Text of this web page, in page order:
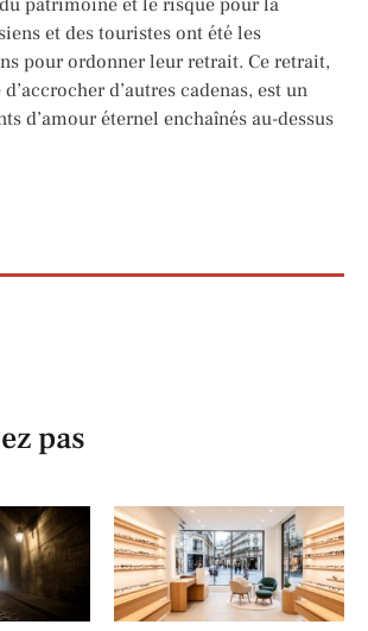
patrimoine et le risque pour la
et des touristes ont été les
pour ordonner leur retrait. Ce retrait,
d’autres cadenas, est un
d’amour éternel enchaînés au-dessus
pas